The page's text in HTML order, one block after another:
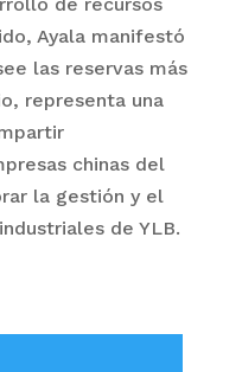
Ayala manifestó
las reservas más
representa una
chinas del
la gestión y el
de YLB.